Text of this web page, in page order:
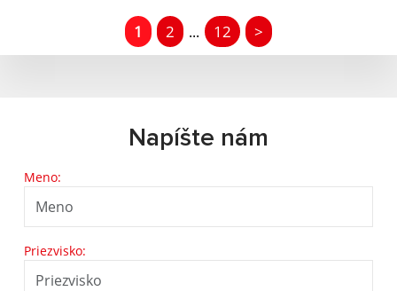
1 2 ... 12 >
Napíšte nám
Meno:
Priezvisko: